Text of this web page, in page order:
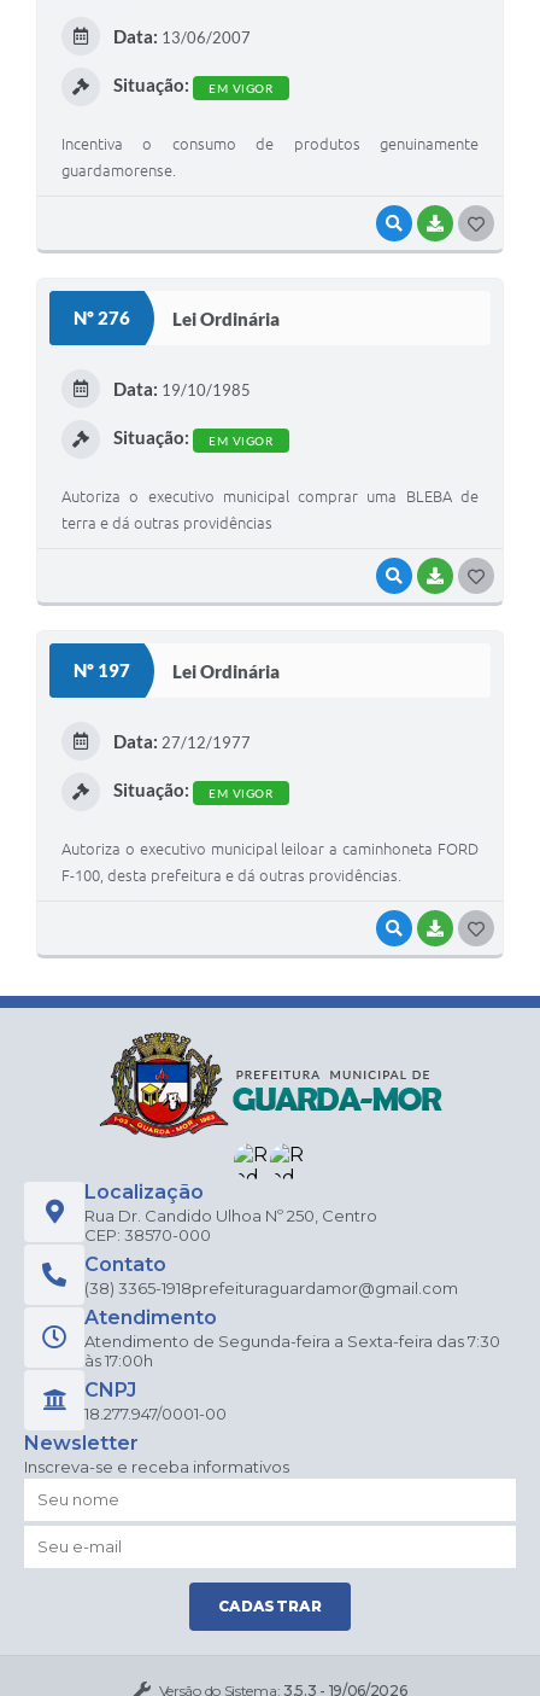
VISUALIZAR
BAIXAR
Data: 13/06/2007
Situação: EM VIGOR
Incentiva o consumo de produtos genuinamente
guardamorense.
Nº 276 Lei Ordinária
VISUALIZAR
BAIXAR
Data: 19/10/1985
Situação: EM VIGOR
Autoriza o executivo municipal comprar uma BLEBA de
terra e dá outras providências
Nº 197 Lei Ordinária
VISUALIZAR
BAIXAR
Data: 27/12/1977
Situação: EM VIGOR
Autoriza o executivo municipal leiloar a caminhoneta FORD
F-100, desta prefeitura e dá outras providências.
Localização
Rua Dr. Candido Ulhoa Nº 250, Centro
CEP: 38570-000
Contato
(38) 3365-1918prefeituraguardamor@gmail.com
Atendimento
Atendimento de Segunda-feira a Sexta-feira das 7:30
às 17:00h
CNPJ
18.277.947/0001-00
Newsletter
Inscreva-se e receba informativos
CADASTRAR
Versão do Sistema: 3.5.3 - 19/06/2026